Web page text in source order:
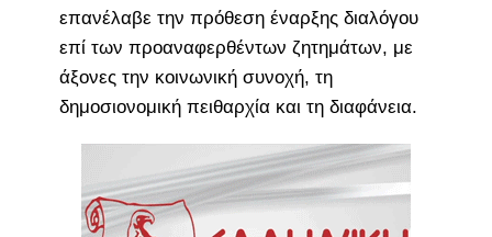
επανέλαβε την πρόθεση έναρξης διαλόγου
επί των προαναφερθέντων ζητημάτων, με
άξονες την κοινωνική συνοχή, τη
δημοσιονομική πειθαρχία και τη διαφάνεια.